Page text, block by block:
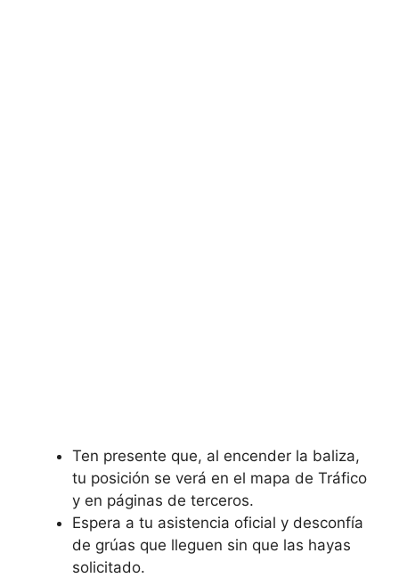
Ten presente que, al encender la baliza,
tu posición se verá en el mapa de Tráfico
y en páginas de terceros.
Espera a tu asistencia oficial y desconfía
de grúas que lleguen sin que las hayas
solicitado.